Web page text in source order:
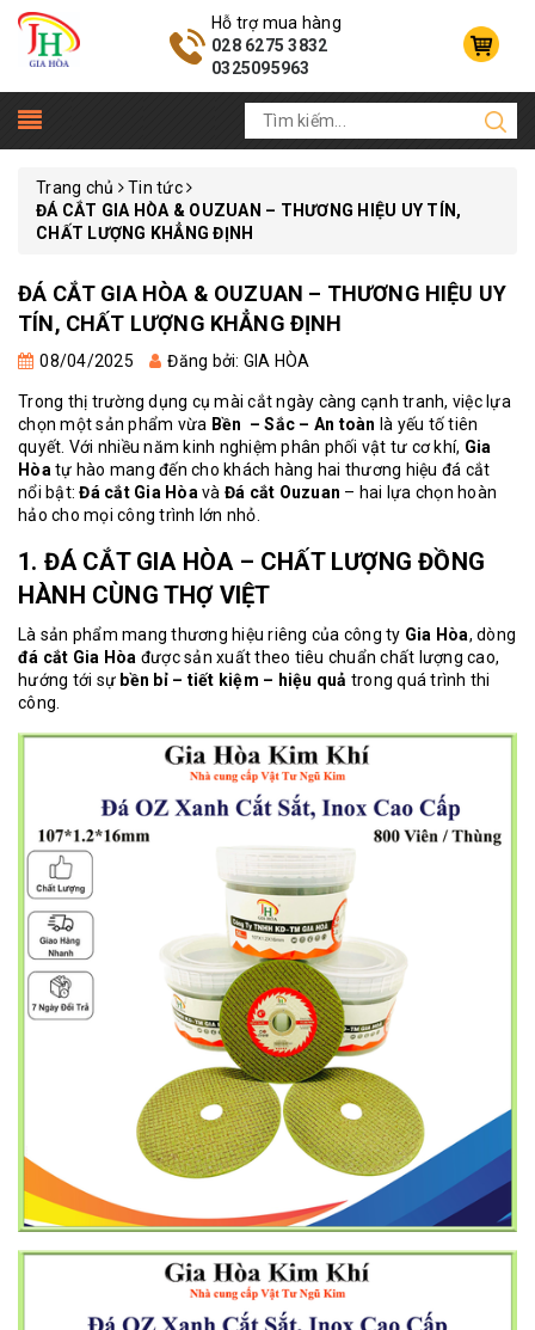
Hỗ trợ mua hàng
028 6275 3832
0325095963
Trang chủ
Tin tức
ĐÁ CẮT GIA HÒA & OUZUAN – THƯƠNG HIỆU UY TÍN,
CHẤT LƯỢNG KHẲNG ĐỊNH
ĐÁ CẮT GIA HÒA & OUZUAN – THƯƠNG HIỆU UY
TÍN, CHẤT LƯỢNG KHẲNG ĐỊNH
08/04/2025 Đăng bởi: GIA HÒA
Trong thị trường dụng cụ mài cắt ngày càng cạnh tranh, việc lựa
chọn một sản phẩm vừa Bền – Sắc – An toàn là yếu tố tiên
quyết. Với nhiều năm kinh nghiệm phân phối vật tư cơ khí, Gia
Hòa tự hào mang đến cho khách hàng hai thương hiệu đá cắt
nổi bật:Đá cắt Gia Hòa và Đá cắt Ouzuan – hai lựa chọn hoàn
hảo cho mọi công trình lớn nhỏ.
1. ĐÁ CẮT GIA HÒA – CHẤT LƯỢNG ĐỒNG
HÀNH CÙNG THỢ VIỆT
Là sản phẩm mang thương hiệu riêng của công ty Gia Hòa, dòng
đá cắt Gia Hòa được sản xuất theo tiêu chuẩn chất lượng cao,
hướng tới sự bền bỉ – tiết kiệm – hiệu quả trong quá trình thi
công.